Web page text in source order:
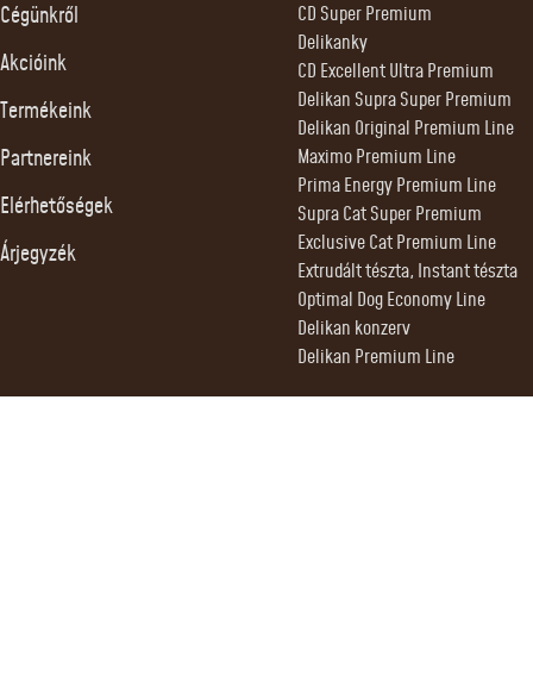
Cégünkről
Akcióink
Termékeink
Partnereink
Elérhetőségek
Árjegyzék
CD Super Premium
Delikanky
CD Excellent Ultra Premium
Delikan Supra Super Premium
Delikan Original Premium Line
Maximo Premium Line
Prima Energy Premium Line
Supra Cat Super Premium
Exclusive Cat Premium Line
Extrudált tészta, Instant tészta
Optimal Dog Economy Line
Delikan konzerv
Delikan Premium Line